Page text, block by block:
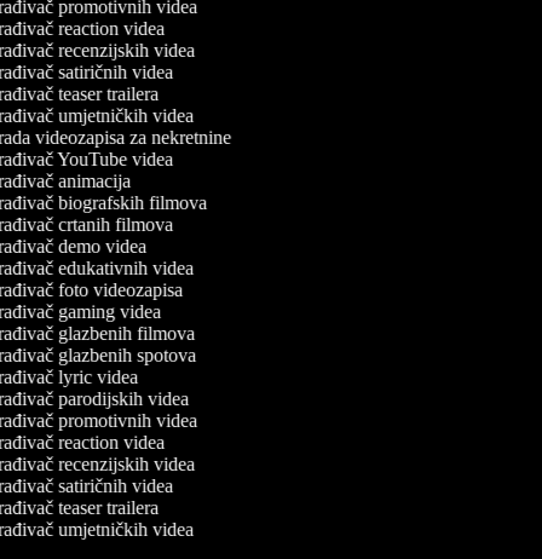
promotivnih videa
reaction videa
recenzijskih videa
satiričnih videa
teaser trailera
umjetničkih videa
videozapisa za nekretnine
YouTube videa
animacija
biografskih filmova
crtanih filmova
demo videa
edukativnih videa
foto videozapisa
gaming videa
glazbenih filmova
glazbenih spotova
lyric videa
parodijskih videa
promotivnih videa
reaction videa
recenzijskih videa
satiričnih videa
teaser trailera
umjetničkih videa